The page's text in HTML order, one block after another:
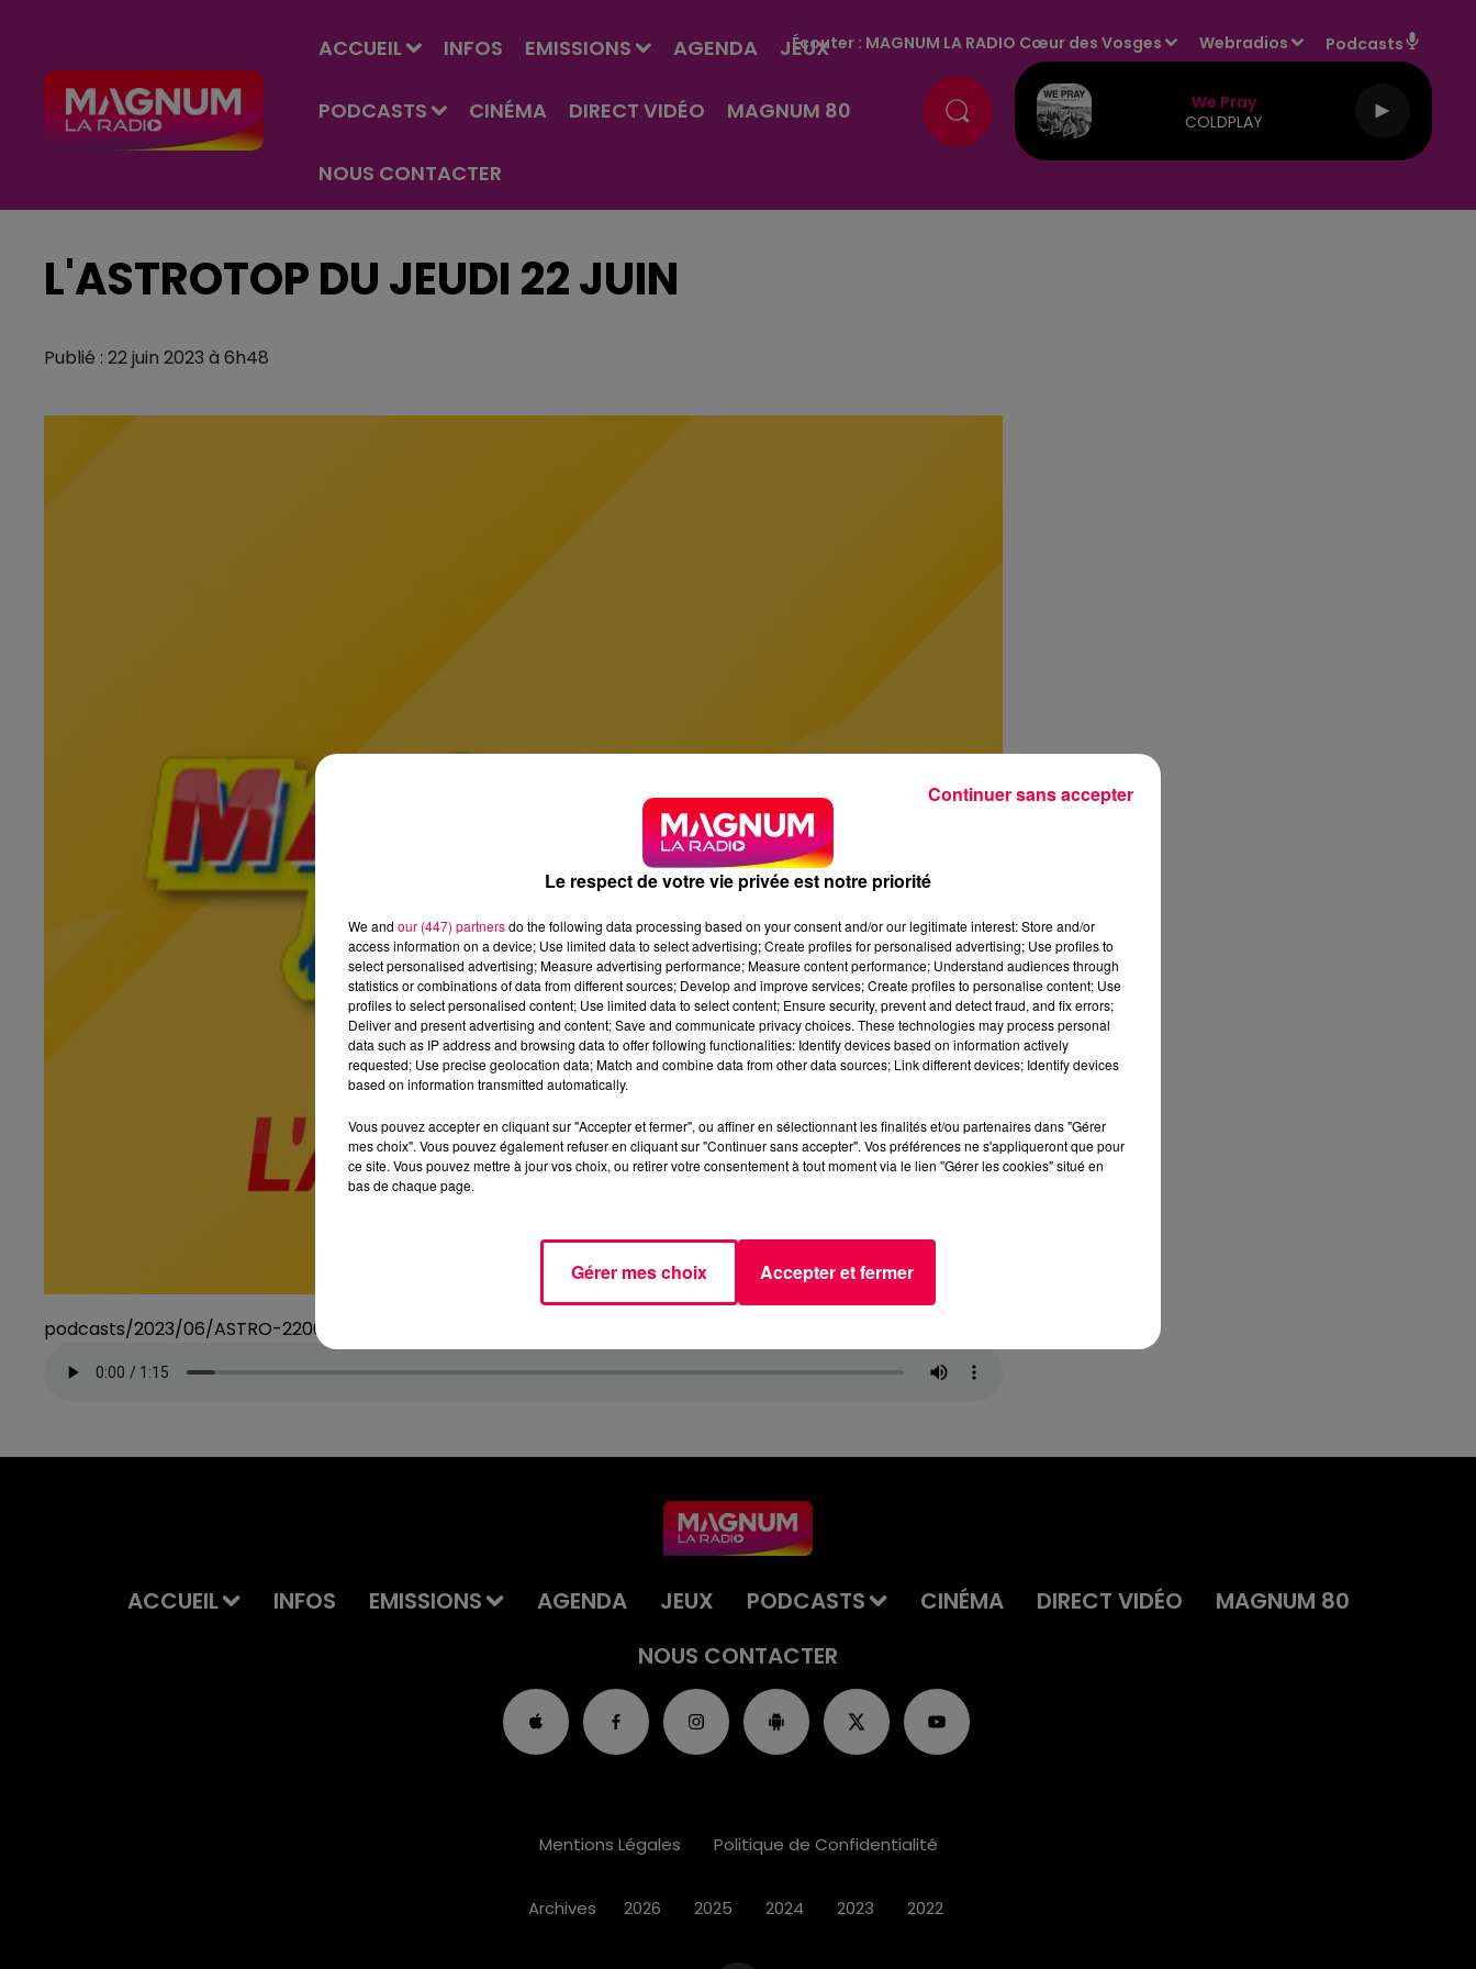
ACCUEIL INFOS EMISSIONS AGENDA JEUX
PODCASTS CINÉMA DIRECT VIDÉO MAGNUM 80
NOUS CONTACTER
Écouter : MAGNUM LA RADIO Cœur des Vosges Webradios Podcasts
We Pray
COLDPLAY
L'ASTROTOP DU JEUDI 22 JUIN
Publié : 22 juin 2023 à 6h48
podcasts/2023/06/ASTRO-220623.mp3
ACCUEIL INFOS EMISSIONS AGENDA JEUX PODCASTS CINÉMA DIRECT VIDÉO
MAGNUM 80
NOUS CONTACTER
Mentions Légales Politique de Confidentialité
Archives 2026 2025 2024 2023 2022
Le respect de votre vie privée est notre priorité
We and our (447) partnersdo the following data processing based on your consent and/or our legitimate interest: Store and/or
access information on a device; Use limited data to select advertising; Create profiles for personalised advertising; Use profiles to
select personalised advertising; Measure advertising performance; Measure content performance; Understand audiences through
statistics or combinations of data from different sources; Develop and improve services; Create profiles to personalise content; Use
profiles to select personalised content; Use limited data to select content; Ensure security, prevent and detect fraud, and fix errors;
Deliver and present advertising and content; Save and communicate privacy choices. These technologies may process personal
data such as IP address and browsing data to offer following functionalities: Identify devices based on information actively
requested; Use precise geolocation data; Match and combine data from other data sources; Link different devices; Identify devices
based on information transmitted automatically.
Vous pouvez accepter en cliquant sur "Accepter et fermer", ou affiner en sélectionnant les finalités et/ou partenaires dans "Gérer
mes choix". Vous pouvez également refuser en cliquant sur "Continuer sans accepter". Vos préférences ne s'appliqueront que pour
ce site. Vous pouvez mettre à jour vos choix, ou retirer votre consentement à tout moment via le lien "Gérer les cookies" situé en
bas de chaque page.
Gérer mes choix Accepter et fermer
Continuer sans accepter